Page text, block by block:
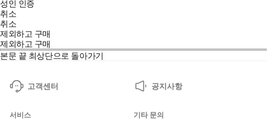
성인 인증
취소
취소
제외하고 구매
제외하고 구매
본문 끝 최상단으로 돌아가기
고객센터 공지사항
서비스
기타 문의